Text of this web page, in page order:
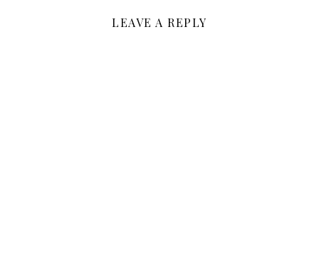
LEAVE A REPLY